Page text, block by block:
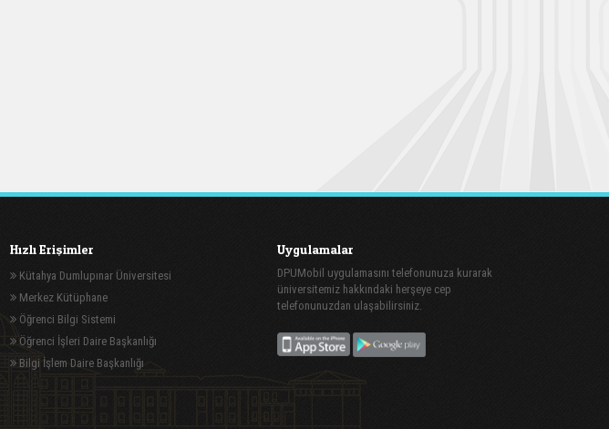
Hızlı Erişimler
Kütahya Dumlupınar Üniversitesi
Merkez Kütüphane
Öğrenci Bilgi Sistemi
Öğrenci İşleri Daire Başkanlığı
Bilgi İşlem Daire Başkanlığı
Uygulamalar
DPUMobil uygulamasını telefonunuza kurarak
üniversitemiz hakkındaki herşeye cep
telefonunuzdan ulaşabilirsiniz.